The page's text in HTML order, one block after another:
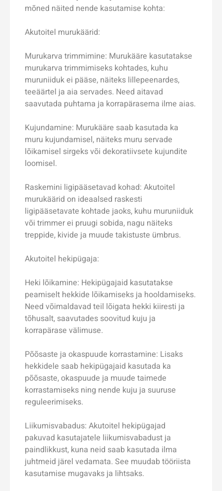
mõned näited nende kasutamise kohta:
Akutoitel murukäärid:
Murukarva trimmimine: Murukääre kasutatakse
murukarva trimmimiseks kohtades, kuhu
muruniiduk ei pääse, näiteks lillepeenardes,
teeäärtel ja aia servades. Need aitavad
saavutada puhtama ja korrapärasema ilme aias.
Kujundamine: Murukääre saab kasutada ka
muru kujundamisel, näiteks muru servade
lõikamisel sirgeks või dekoratiivsete kujundite
loomisel.
Raskemini ligipääsetavad kohad: Akutoitel
murukäärid on ideaalsed raskesti
ligipääsetavate kohtade jaoks, kuhu muruniiduk
või trimmer ei pruugi sobida, nagu näiteks
treppide, kivide ja muude takistuste ümbrus.
Akutoitel hekipügaja:
Heki lõikamine: Hekipügajaid kasutatakse
peamiselt hekkide lõikamiseks ja hooldamiseks.
Need võimaldavad teil lõigata hekki kiiresti ja
tõhusalt, saavutades soovitud kuju ja
korrapärase välimuse.
Põõsaste ja okaspuude korrastamine: Lisaks
hekkidele saab hekipügajaid kasutada ka
põõsaste, okaspuude ja muude taimede
korrastamiseks ning nende kuju ja suuruse
reguleerimiseks.
Liikumisvabadus: Akutoitel hekipügajad
pakuvad kasutajatele liikumisvabadust ja
paindlikkust, kuna neid saab kasutada ilma
juhtmeid järel vedamata. See muudab tööriista
kasutamise mugavaks ja lihtsaks.